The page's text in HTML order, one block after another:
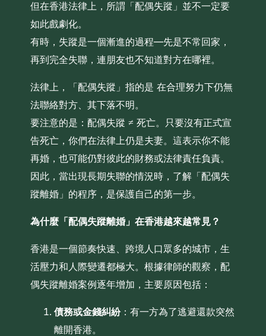
但在香港法律上，所謂「配偶失蹤」並不一定要
如此戲劇化。
有時，失蹤是一個漸進的過程—先是不常回家，
再到完全失聯，連朋友也不知道對方在哪裡。
法律上，「配偶失蹤」指的是 在合理努力下仍無
法聯絡對方、其下落不明。
要注意的是：配偶失蹤 ≠ 死亡。只要沒有正式宣
告死亡，你們在法律上仍是夫妻。這表示你不能
再婚，也可能仍對彼此的財務或法律責任負責。
因此，當出現長期失聯的情況時，了解「配偶失
蹤離婚」的程序，是保護自己的第一步。
為什麼「配偶失蹤離婚」在香港越來越常見？
香港是一個節奏快速、跨境人口眾多的城市，生
活壓力和人際變遷都極大。根據律師的觀察，配
偶失蹤離婚案例逐年增加，主要原因包括：
債務或金錢糾紛：有一方為了逃避還款突然
離開香港。